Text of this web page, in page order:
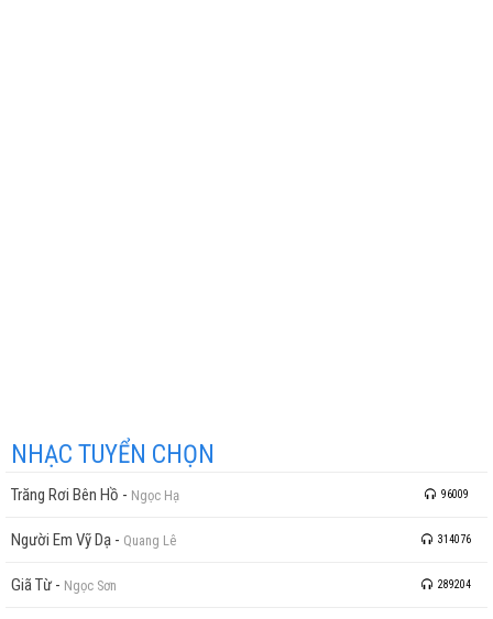
NHẠC TUYỂN CHỌN
Trăng Rơi Bên Hồ - Ngọc Hạ 96009
Người Em Vỹ Dạ - Quang Lê 314076
Giã Từ - Ngọc Sơn 289204